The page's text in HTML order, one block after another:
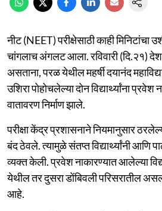
नीट (NEET) परीक्षेसाठी काही मिनिटांचा
चांगलाच अंगलट आला. रविवारी (दि.२१)
असताना, परळ येथील महर्षी दयानंद
उशिरा पोहोचलेल्या दोन विद्यार्थ्यांना
वातावरण निर्माण झाले.
परीक्षा केंद्र प्रशासनाने नियमानुसार
बंद ठेवले. त्यामुळे संतप्त विद्यार्थ्यांनी आणि
व्यक्त केली. प्रवेश नाकारण्यात आलेल्या
येथील तर दुसरा डोंबिवली परिसरातील
आहे.